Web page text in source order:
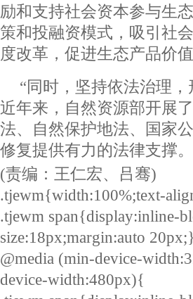
励和支持社会资本参与生
策和投融资模式，吸引社
度改革，促进生态产品价值
“同时，坚持依法治理
近年来，自然资源部开展
法、自然保护地法、国家
修复提供有力的法律支撑。
(责编：王仁宏、吕骞)
.tjewm{width:100%;text-
.tjewm span{display:inline-
size:18px;margin:auto 20px;}
@media (min-device-
device-width:480px){